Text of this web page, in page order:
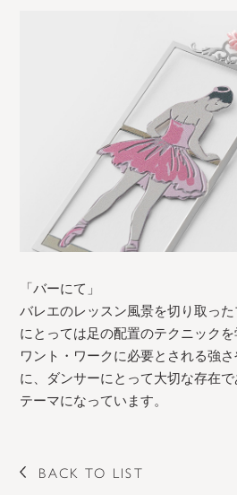
「バーにて」
バレエのレッスン風景を切り取っ
にとっては足の配置のテクニック
ワント・ワークに必要とされる強
に、ダンサーにとって大切な存在
テーマになっています。
BACK TO LIST